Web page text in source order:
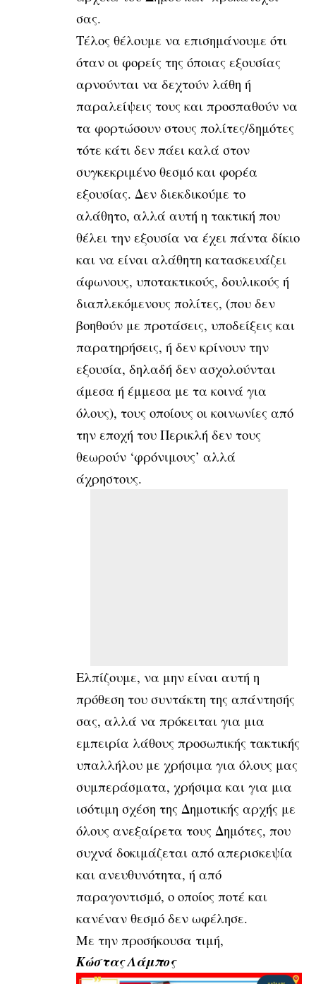
σας.
Τέλος θέλουμε να επισημάνουμε ότι
όταν οι φορείς της όποιας εξουσίας
αρνούνται να δεχτούν λάθη ή
παραλείψεις τους και προσπαθούν να
τα φορτώσουν στους πολίτες/δημότες
τότε κάτι δεν πάει καλά στον
συγκεκριμένο θεσμό και φορέα
εξουσίας. Δεν διεκδικούμε το
αλάθητο, αλλά αυτή η τακτική που
θέλει την εξουσία να έχει πάντα δίκιο
και να είναι αλάθητη κατασκευάζει
άφωνους, υποτακτικούς, δουλικούς ή
διαπλεκόμενους πολίτες, (που δεν
βοηθούν με προτάσεις, υποδείξεις και
παρατηρήσεις, ή δεν κρίνουν την
εξουσία, δηλαδή δεν ασχολούνται
άμεσα ή έμμεσα με τα κοινά για
όλους), τους οποίους οι κοινωνίες από
την εποχή του Περικλή δεν τους
θεωρούν ‘φρόνιμους’ αλλά
άχρηστους.
Ελπίζουμε, να μην είναι αυτή η
πρόθεση του συντάκτη της απάντησής
σας, αλλά να πρόκειται για μια
εμπειρία λάθους προσωπικής τακτικής
υπαλλήλου με χρήσιμα για όλους μας
συμπεράσματα, χρήσιμα και για μια
ισότιμη σχέση της Δημοτικής αρχής με
όλους ανεξαίρετα τους Δημότες, που
συχνά δοκιμάζεται από απερισκεψία
και ανευθυνότητα, ή από
παραγοντισμό, ο οποίος ποτέ και
κανέναν θεσμό δεν ωφέλησε.
Με την προσήκουσα τιμή,
Κώστας Λάμπος